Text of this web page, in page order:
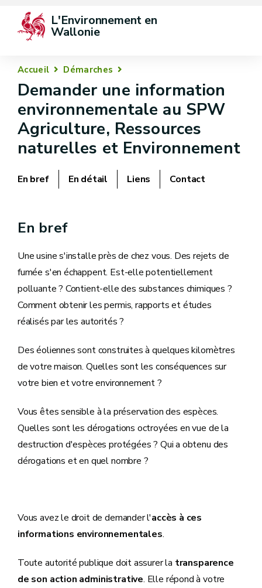
L'Environnement en
Wallonie
Accueil Démarches
Demander une information
environnementale au SPW
Agriculture, Ressources
naturelles et Environnement
En bref En détail Liens Contact
En bref
Une usine s'installe près de chez vous. Des rejets de
fumée s'en échappent. Est-elle potentiellement
polluante ? Contient-elle des substances chimiques ?
Comment obtenir les permis, rapports et études
réalisés par les autorités ?
Des éoliennes sont construites à quelques kilomètres
de votre maison. Quelles sont les conséquences sur
votre bien et votre environnement ?
Vous êtes sensible à la préservation des espèces.
Quelles sont les dérogations octroyées en vue de la
destruction d'espèces protégées ? Qui a obtenu des
dérogations et en quel nombre ?
Vous avez le droit de demander l'accès à ces
informations environnementales.
Toute autorité publique doit assurer la transparence
de son action administrative. Elle répond à votre